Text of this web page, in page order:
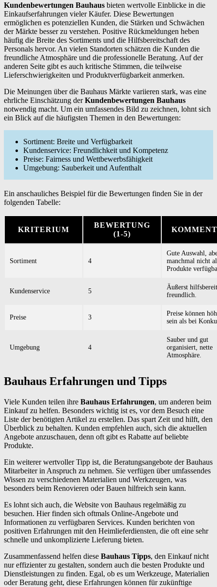
Kundenbewertungen Bauhaus bieten wertvolle Einblicke in die
Einkaufserfahrungen vieler Käufer. Diese Bewertungen
ermöglichen es potenziellen Kunden, die Stärken und Schwächen
der Märkte besser zu verstehen. Positive Rückmeldungen heben
häufig die Breite des Sortiments und die Hilfsbereitschaft des
Personals hervor. An vielen Standorten schätzen die Kunden die
freundliche Atmosphäre und die professionelle Beratung. Auf der
anderen Seite gibt es auch kritische Stimmen, die teilweise
Lieferschwierigkeiten und Produktverfügbarkeit anmerken.
Die Meinungen über die Bauhaus Märkte variieren stark, was eine
ehrliche Einschätzung derKundenbewertungen Bauhaus
notwendig macht. Um ein umfassendes Bild zu zeichnen, lohnt sich
ein Blick auf die häufigsten Themen in den Bewertungen:
Sortiment: Breite und Verfügbarkeit
Kundenservice: Freundlichkeit und Kompetenz
Preise: Fairness und Wettbewerbsfähigkeit
Umgebung: Sauberkeit und Aufenthalt
Ein anschauliches Beispiel für die Bewertungen finden Sie in der
folgenden Tabelle:
KRITERIUM
BEWERTUNG
(1-5)
Sortiment 4
Gute Auswahl,
manchmal nicht
Produkte
Kundenservice 5
Äußerst
freundlich.
Preise 3
Preise können
sein als bei
Umgebung 4
Sauber und gut
organisiert, nette
Atmosphäre.
Bauhaus Erfahrungen und Tipps
Viele Kunden teilen ihre Bauhaus Erfahrungen, um anderen beim
Einkauf zu helfen. Besonders wichtig ist es, vor dem Besuch eine
Liste der benötigten Artikel zu erstellen. Das spart Zeit und hilft, den
Überblick zu behalten. Kunden empfehlen auch, sich die aktuellen
Angebote anzuschauen, denn oft gibt es Rabatte auf beliebte
Produkte.
Ein weiterer wertvoller Tipp ist, die Beratungsangebote der Bauhaus
Mitarbeiter in Anspruch zu nehmen. Sie verfügen über umfassendes
Wissen zu verschiedenen Materialien und Werkzeugen, was
besonders beim Renovieren oder Bauen hilfreich sein kann.
Es lohnt sich auch, die Website von Bauhaus regelmäßig zu
besuchen. Hier finden sich oftmals Online-Angebote und
Informationen zu verfügbaren Services. Kunden berichten von
positiven Erfahrungen mit den Heimlieferdiensten, die oft eine sehr
schnelle und unkomplizierte Lieferung bieten.
Zusammenfassend helfen diese Bauhaus Tipps, den Einkauf nicht
nur effizienter zu gestalten, sondern auch die besten Produkte und
Dienstleistungen zu finden. Egal, ob es um Werkzeuge, Materialien
oder Beratung geht, diese Erfahrungen können für zukünftige